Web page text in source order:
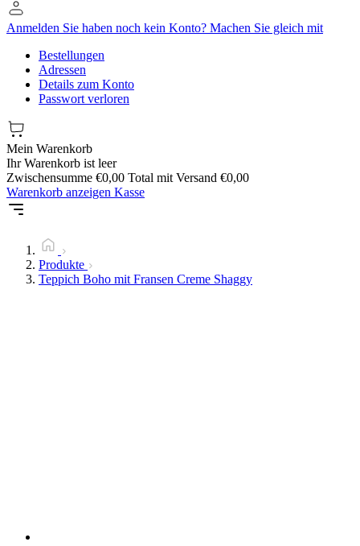
Anmelden Sie haben noch kein Konto? Machen Sie gleich mit
Bestellungen
Adressen
Details zum Konto
Passwort verloren
Mein Warenkorb
Ihr Warenkorb ist leer
Zwischensumme €0,00 Total mit Versand €0,00
Warenkorb anzeigen Kasse
Produkte
Teppich Boho mit Fransen Creme Shaggy